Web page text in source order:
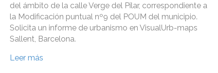
del ámbito de la calle Verge del Pilar, correspondiente a
la Modificación puntual nº9 del POUM del municipio.
Solicita un informe de urbanismo en VisualUrb-maps
Sallent, Barcelona.
Leer más